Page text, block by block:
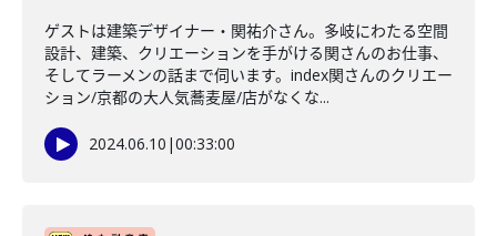
ゲストは建築デザイナー・関祐介さん。多岐にわたる空間
設計、建築、クリエーションを手がける関さんのお仕事、
そしてラーメンの話まで伺います。index関さんのクリエー
ション/京都の大人気蕎麦屋/店がなくな...
2024.06.10 |00:33:00